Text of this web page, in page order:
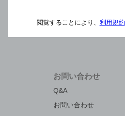
お料理・お酒レシピ
お問い合わせ
Q&A
お問い合わせ
閲覧することにより、 利用規約